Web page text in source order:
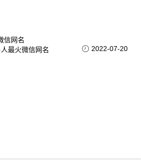
最火微信网名 2022-07-20